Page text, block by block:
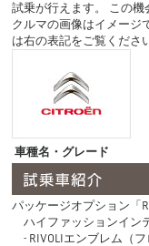
試乗が行えます。 この機
クルマの画像はイメージ
は右の表記をご覧くださ
車種名・グレード
パッケージオプション「
ハイファッションイン
- RIVOLIエンブレム（フ